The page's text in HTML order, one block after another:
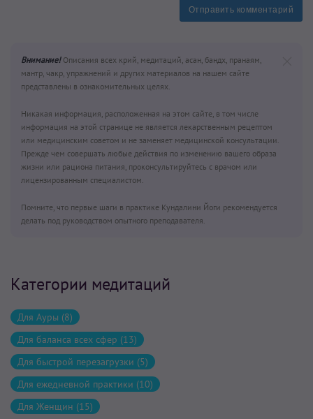
Отправить комментарий
Внимание!Описания всех крий, медитаций, асан, бандх, пранаям,
мантр, чакр, упражнений и других материалов на нашем сайте
представлены в ознакомительных целях.
Никакая информация, расположенная на этом сайте, в том числе
информация на этой странице не является лекарственным рецептом
или медицинским советом и не заменяет медицинской консультации.
Прежде чем совершать любые действия по изменению вашего образа
жизни или рациона питания, проконсультируйтесь с врачом или
лицензированным специалистом.
Помните, что первые шаги в практике Кундалини Йоги рекомендуется
делать под руководством опытного преподавателя.
Категории медитаций
Для Ауры (8)
Для баланса всех сфер (13)
Для быстрой перезагрузки (5)
Для ежедневной практики (10)
Для Женщин (15)